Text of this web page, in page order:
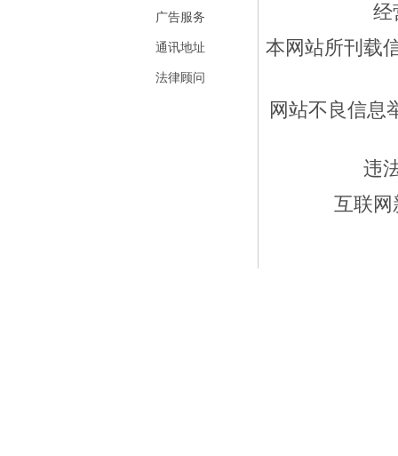
广告服务
通讯地址
法律顾问
经
本网站所刊载
网站不良信息
违
互联网